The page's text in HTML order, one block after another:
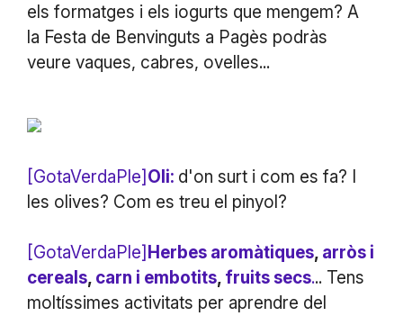
els formatges i els iogurts que mengem? A
la Festa de Benvinguts a Pagès podràs
veure vaques, cabres, ovelles...
[GotaVerdaPle] Oli: d'on surt i com es fa? I
les olives? Com es treu el pinyol?
[GotaVerdaPle] Herbes aromàtiques, arròs i
cereals, carn i embotits, fruits secs... Tens
moltíssimes activitats per aprendre del